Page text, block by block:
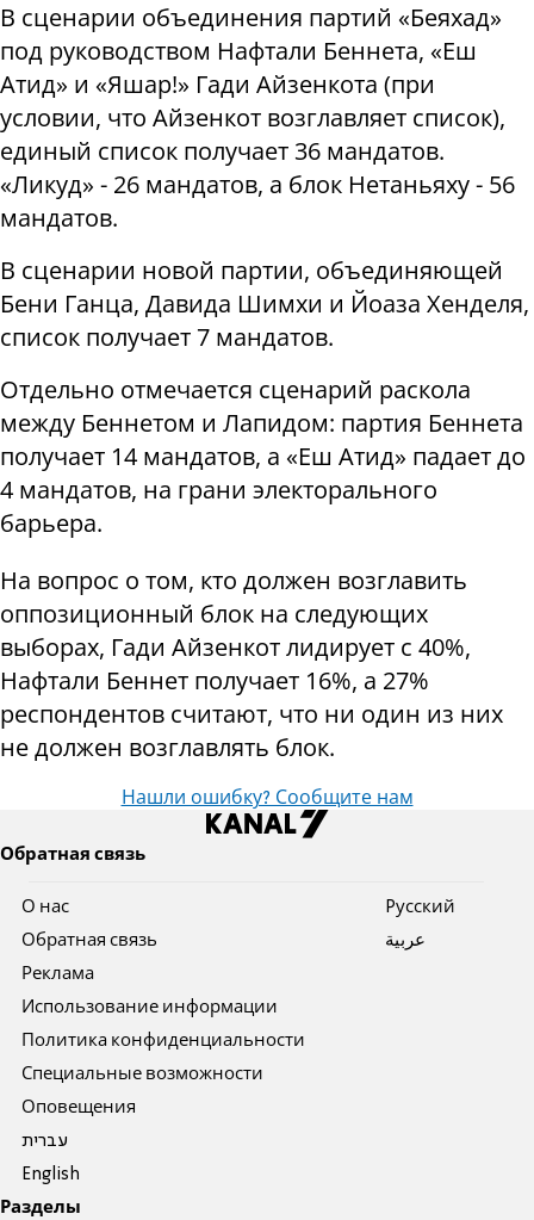
В сценарии объединения партий «Беяхад»
под руководством Нафтали Беннета, «Еш
Атид» и «Яшар!» Гади Айзенкота (при
условии, что Айзенкот возглавляет список),
единый список получает 36 мандатов.
«Ликуд» - 26 мандатов, а блок Нетаньяху - 56
мандатов.
В сценарии новой партии, объединяющей
Бени Ганца, Давида Шимхи и Йоаза Хенделя,
список получает 7 мандатов.
Отдельно отмечается сценарий раскола
между Беннетом и Лапидом: партия Беннета
получает 14 мандатов, а «Еш Атид» падает до
4 мандатов, на грани электорального
барьера.
На вопрос о том, кто должен возглавить
оппозиционный блок на следующих
выборах, Гади Айзенкот лидирует с 40%,
Нафтали Беннет получает 16%, а 27%
респондентов считают, что ни один из них
не должен возглавлять блок.
Нашли ошибку? Сообщите нам
Обратная связь
О нас
Обратная связь
Реклама
Использование информации
Политика конфиденциальности
Специальные возможности
Оповещения
עברית
English
Pусский
عربية
Разделы